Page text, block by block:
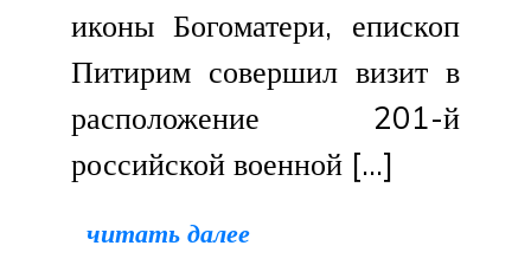
иконы Богоматери, епископ
Питирим совершил визит в
расположение 201-й
российской военной […]
читать далее